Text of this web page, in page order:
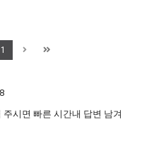
1
시면 빠른 시간내 답변 남겨